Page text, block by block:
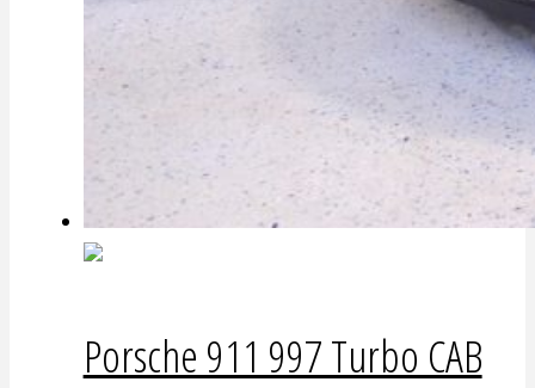
Porsche 911 997 Turbo CAB